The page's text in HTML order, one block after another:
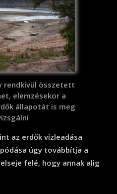
rendkívül összetett
elemzésekor a
állapotát is meg
az erdők vízleadása
úgy továbbítja a
felé, hogy annak alig